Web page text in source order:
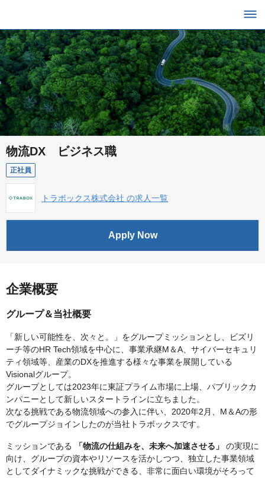
物流DX ビジネス職
正社員
トラボックス株式会社 の求人一覧
Apply Now
企業概要
グループ＆当社概要
「新しい可能性を、次々と。」をグループミッションとし、ビズリ
ーチ等のHR Tech領域を中心に、事業承継M＆A、サイバーセキュリ
ティ領域等、産業のDXを推進する様々な事業を展開している
Visionalグループ。
グループとしては2023年に東証プライム市場に上場、パブリックカ
ンパニーとして新しいスタートラインに立ちました。
次なる挑戦である物流領域への参入に伴い、2020年2月、M＆Aの形
でグループジョインしたのが当社トラボックスです。
ミッションである 「物流の仕組みを、未来へ加速させる」
の実現に
向け、グループの資本やリソースを活かしつつ、独立した事業領域
としてダイナミックな挑戦ができる、非常に面白い環境がそろって